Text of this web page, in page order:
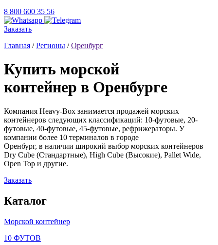
8 800 600 35 56
Заказать
Главная /Регионы /Оренбург
Купить морской
контейнер в Оренбурге
Компания Heavy-Box занимается продажей морских
контейнеров следующих классификаций: 10-футовые, 20-
футовые, 40-футовые, 45-футовые, рефрижераторы. У
компании более 10 терминалов в городе
Оренбург, в наличии широкий выбор морских контейнеров
Dry Cube (Стандартные), High Cube (Высокие), Pallet Wide,
Open Top и другие.
Заказать
Каталог
Морской контейнер
10 ФУТОВ